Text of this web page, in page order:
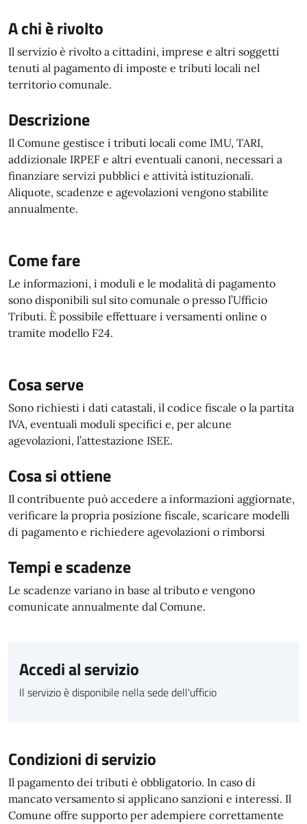
A chi è rivolto
Il servizio è rivolto a cittadini, imprese e altri soggetti
tenuti al pagamento di imposte e tributi locali nel
territorio comunale.
Descrizione
Il Comune gestisce i tributi locali come IMU, TARI,
addizionale IRPEF e altri eventuali canoni, necessari a
finanziare servizi pubblici e attività istituzionali.
Aliquote, scadenze e agevolazioni vengono stabilite
annualmente.
Come fare
Le informazioni, i moduli e le modalità di pagamento
sono disponibili sul sito comunale o presso l’Ufficio
Tributi. È possibile effettuare i versamenti online o
tramite modello F24.
Cosa serve
Sono richiesti i dati catastali, il codice fiscale o la partita
IVA, eventuali moduli specifici e, per alcune
agevolazioni, l’attestazione ISEE.
Cosa si ottiene
Il contribuente può accedere a informazioni aggiornate,
verificare la propria posizione fiscale, scaricare modelli
di pagamento e richiedere agevolazioni o rimborsi
Tempi e scadenze
Le scadenze variano in base al tributo e vengono
comunicate annualmente dal Comune.
Accedi al servizio
Il servizio è disponibile nella sede dell'ufficio
Condizioni di servizio
Il pagamento dei tributi è obbligatorio. In caso di
mancato versamento si applicano sanzioni e interessi. Il
Comune offre supporto per adempiere correttamente